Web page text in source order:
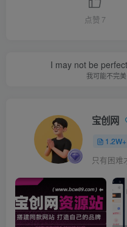
点赞 7
I may not be
我可能不完
宝创网
1.2W+
只有困难